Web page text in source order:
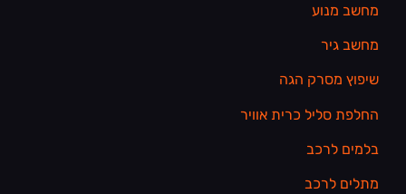
מחשב מנוע
מחשב גיר
שיפוץ מסרק הגה
החלפת סליל כרית אוויר
בלמים לרכב
מתלים לרכב